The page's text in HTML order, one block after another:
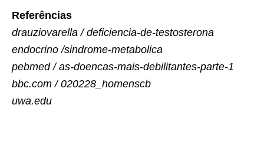
Referências
drauziovarella / deficiencia-de-testosterona
endocrino /sindrome-metabolica
pebmed / as-doencas-mais-debilitantes-parte-1
bbc.com / 020228_homenscb
uwa.edu